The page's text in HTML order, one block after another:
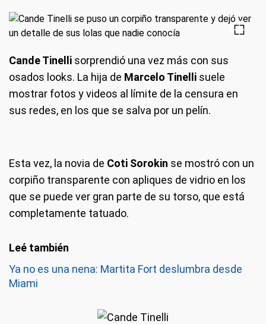
Cande Tinelli sorprendió una vez más con sus
osados looks. La hija de Marcelo Tinelli suele
mostrar fotos y videos al límite de la censura en
sus redes, en los que se salva por un pelín.
Esta vez, la novia de Coti Sorokin se mostró con un
corpiño transparente con apliques de vidrio en los
que se puede ver gran parte de su torso, que está
completamente tatuado.
Ya no es una nena: Martita Fort deslumbra desde
Miami